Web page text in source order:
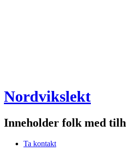
Nordvikslekt
Inneholder folk med
Ta kontakt